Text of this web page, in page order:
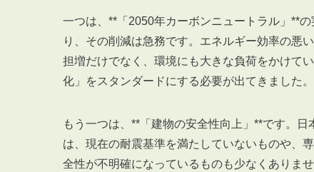
ABOUT私たちについて
会社概要
スタッフ紹介
一つは、**「2050年カーボンニュートラル」**
り、その削減は急務です。エネルギー効率の悪
担増だけでなく、環境にも大きな負荷をかけて
化」をスタンダードにする必要が出てきました。
もう一つは、**「建物の安全性向上」**です。
は、現在の耐震基準を満たしていないものや、
全性が不明確になっているものも少なくありま